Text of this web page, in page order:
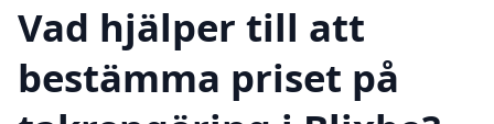
Vad hjälper till att
bestämma priset på